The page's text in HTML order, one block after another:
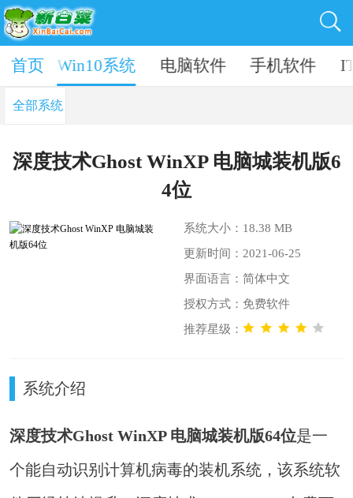
统 Win10系统 电脑软件 手机软件
首页
全部系统
深度技术Ghost WinXP 电脑城装机版6
4位
系统大小：18.38 MB
更新时间：2021-06-25
界面语言：简体中文
授权方式：免费软件
推荐星级：
系统介绍
深度技术Ghost WinXP 电脑城装机版64位是一
个能自动识别计算机病毒的装机系统，该系统软